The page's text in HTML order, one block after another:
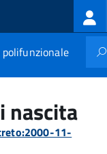
nascita
11-